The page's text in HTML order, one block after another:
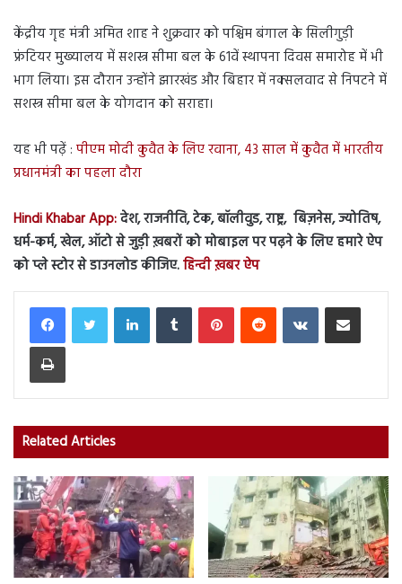
केंद्रीय गृह मंत्री अमित शाह ने शुक्रवार को पश्चिम बंगाल के सिलीगुड़ी
फ्रंटियर मुख्यालय में सशस्त्र सीमा बल के 61वें स्थापना दिवस समारोह में भी
भाग लिया। इस दौरान उन्होंने झारखंड और बिहार में नक्सलवाद से निपटने में
सशस्त्र सीमा बल के योगदान को सराहा।
यह भी पढ़ें : पीएम मोदी कुवैत के लिए रवाना, 43 साल में कुवैत में भारतीय
प्रधानमंत्री का पहला दौरा
Hindi Khabar App:देश, राजनीति, टेक, बॉलीवुड, राष्ट्र, बिज़नेस, ज्योतिष,
धर्म-कर्म, खेल, ऑटो से जुड़ी ख़बरों को मोबाइल पर पढ़ने के लिए हमारे ऐप
को प्ले स्टोर से डाउनलोड कीजिए.हिन्दी ख़बर ऐप
LinkedInTumblr PinterestReddit VKontakteShare via Email
Print
Related Articles